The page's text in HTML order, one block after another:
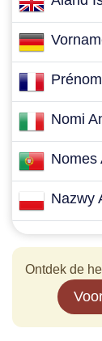
Nomi
Nomes
Nazwy
Ontdek de